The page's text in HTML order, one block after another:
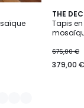
THE
Tapis
675,00 €
379,00 €